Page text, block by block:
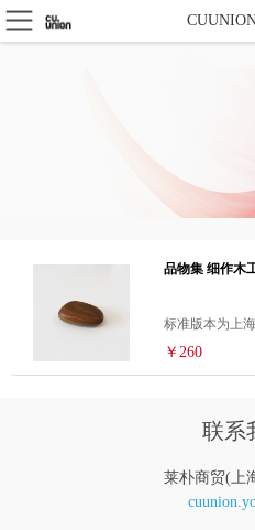
品物集 细作木
标准版本为上
￥260
联系
莱朴商贸(上